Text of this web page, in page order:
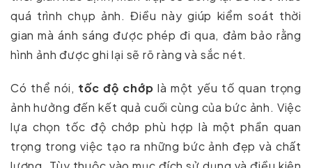
quá trình chụp ảnh. Điều này giúp kiểm soát thời
gian mà ánh sáng được phép đi qua, đảm bảo rằng
hình ảnh được ghi lại sẽ rõ ràng và sắc nét.
Có thể nói, tốc độ chớp là một yếu tố quan trọng
ảnh hưởng đến kết quả cuối cùng của bức ảnh. Việc
lựa chọn tốc độ chớp phù hợp là một phần quan
trọng trong việc tạo ra những bức ảnh đẹp và chất